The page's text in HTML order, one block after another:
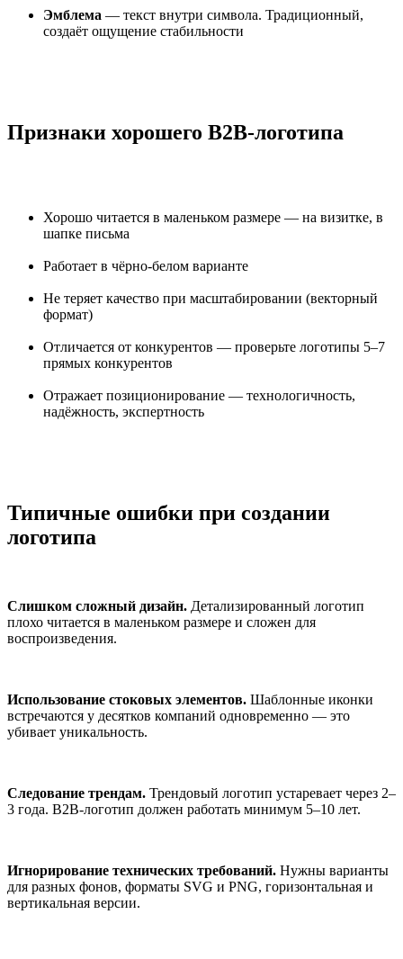
Эмблема — текст внутри символа. Традиционный,
создаёт ощущение стабильности
Признаки хорошего B2B-логотипа
Хорошо читается в маленьком размере — на визитке, в
шапке письма
Работает в чёрно-белом варианте
Не теряет качество при масштабировании (векторный
формат)
Отличается от конкурентов — проверьте логотипы 5–7
прямых конкурентов
Отражает позиционирование — технологичность,
надёжность, экспертность
Типичные ошибки при создании
логотипа
Слишком сложный дизайн. Детализированный логотип
плохо читается в маленьком размере и сложен для
воспроизведения.
Использование стоковых элементов. Шаблонные иконки
встречаются у десятков компаний одновременно — это
убивает уникальность.
Следование трендам. Трендовый логотип устаревает через 2–
3 года. B2B-логотип должен работать минимум 5–10 лет.
Игнорирование технических требований. Нужны варианты
для разных фонов, форматы SVG и PNG, горизонтальная и
вертикальная версии.